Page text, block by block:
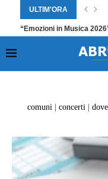
ULTIM'ORA
“Emozioni in Musica
Home Pagina 3
comuni concerti